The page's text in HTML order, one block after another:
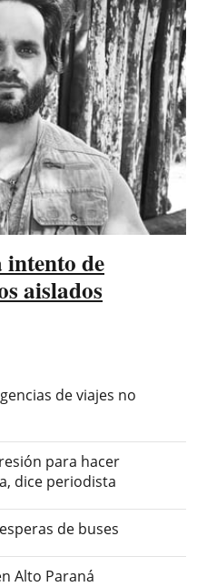
intento de
aislados
de viajes no
para hacer
dice periodista
de buses
Alto Paraná